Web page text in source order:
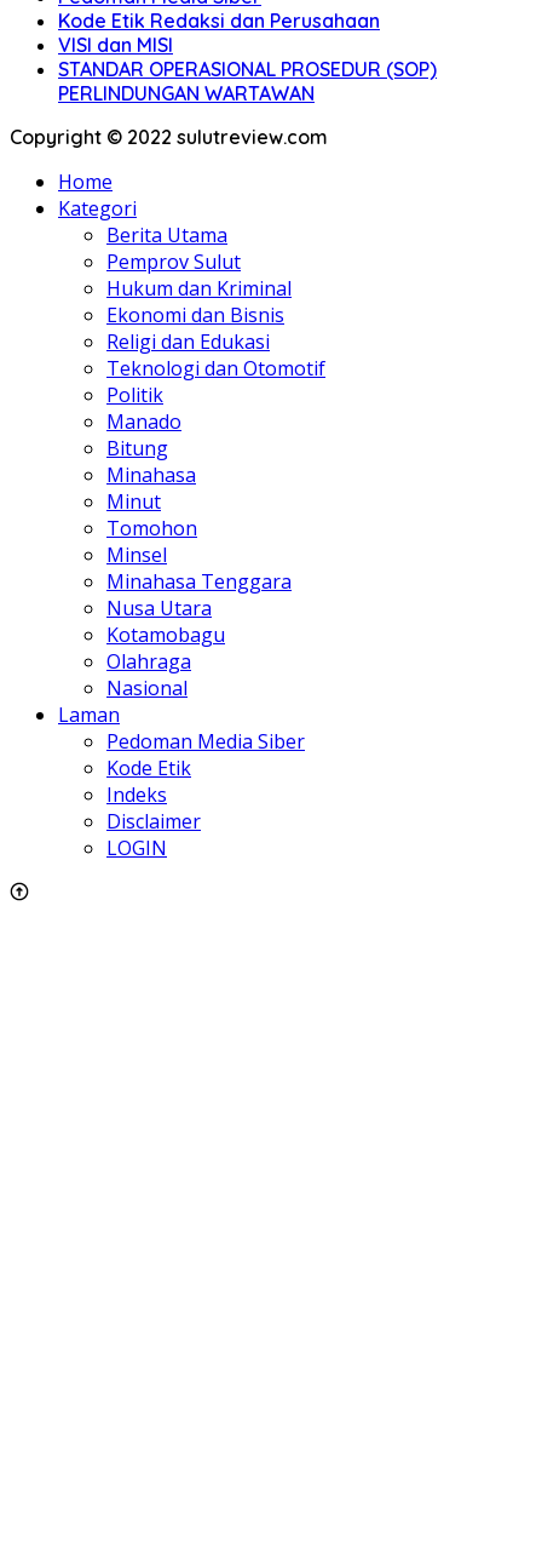
Kode Etik Redaksi dan Perusahaan
VISI dan MISI
STANDAR OPERASIONAL PROSEDUR (SOP)
PERLINDUNGAN WARTAWAN
Copyright © 2022 sulutreview.com
Home
Kategori
Berita Utama
Pemprov Sulut
Hukum dan Kriminal
Ekonomi dan Bisnis
Religi dan Edukasi
Teknologi dan Otomotif
Politik
Manado
Bitung
Minahasa
Minut
Tomohon
Minsel
Minahasa Tenggara
Nusa Utara
Kotamobagu
Olahraga
Nasional
Laman
Pedoman Media Siber
Kode Etik
Indeks
Disclaimer
LOGIN